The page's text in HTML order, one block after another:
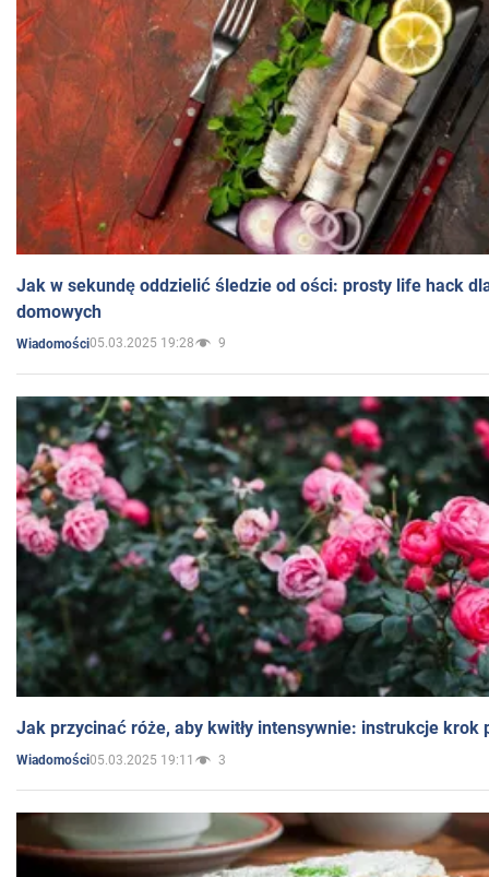
Jak w sekundę oddzielić śledzie od ości: prosty life hack
domowych
Wiadomości05.03.2025 19:28 9
Jak przycinać róże, aby kwitły intensywnie: instrukcje krok
Wiadomości05.03.2025 19:11 3